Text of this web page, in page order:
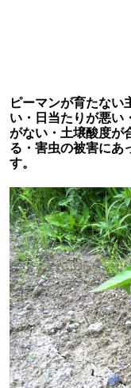
ピーマンが育たない
い・日当たりが悪い
がない・土壌酸度が
る・害虫の被害にあ
す。